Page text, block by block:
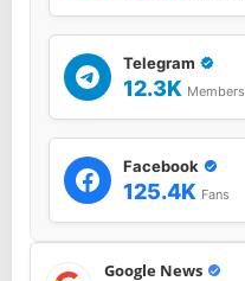
i
r
2
0
2
6
Telegram
12.3K Members
Facebook
125.4K Fans
Google News